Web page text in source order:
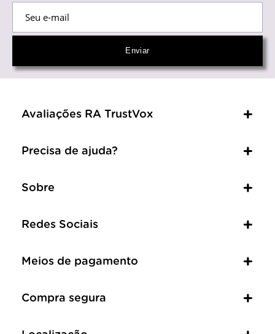
Avaliações RA TrustVox
Precisa de ajuda?
Sobre
Redes Sociais
Meios de pagamento
Compra segura